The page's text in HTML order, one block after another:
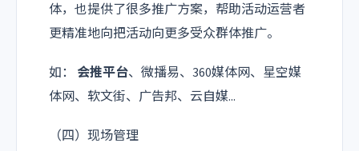
体，也提供了很多推广方案，帮助活动运营者
更精准地向把活动向更多受众群体推广。
如： 会推平台、微播易、360媒体网、星空媒
体网、软文街、广告邦、云自媒...
（四）现场管理